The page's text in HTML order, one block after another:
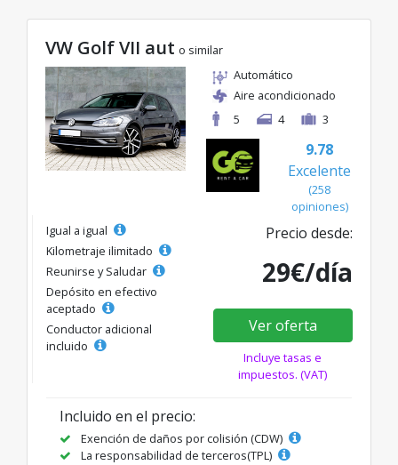
VW Golf VII aut o similar
Automático
Aire acondicionado
5
4 3
9.78
Excelente
(258
opiniones)
Igual a igual
Kilometraje ilimitado
Reunirse y Saludar
Depósito en efectivo
aceptado
Conductor adicional
incluido
Precio desde:
29€/día
Ver oferta
Incluye tasas e
impuestos. (VAT)
Incluido en el precio:
Exención de daños por colisión (CDW)
La responsabilidad de terceros(TPL)